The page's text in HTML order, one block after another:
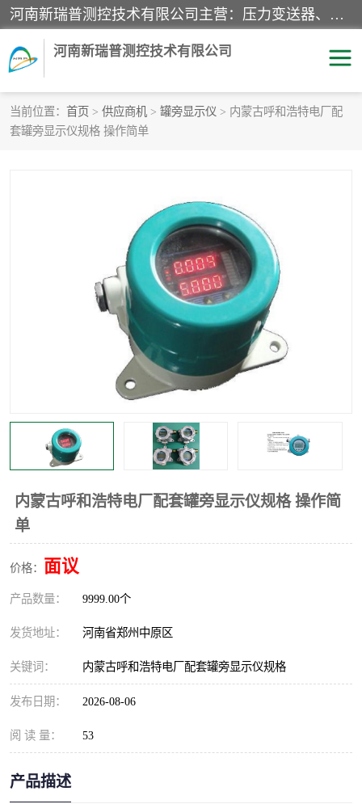
河南新瑞普测控技术有限公司主营：压力变送器、液位变送器、差压变送器、雷达料位计、电容物位计、温度显示控制仪表、电量变送器、流量计、工业自动化系统成套设备。
河南新瑞普测控技术有限公司
当前位置： 首页 > 供应商机 > 罐旁显示仪 > 内蒙古呼和浩特电厂配
套罐旁显示仪规格 操作简单
内蒙古呼和浩特电厂配套罐旁显示仪规格 操作简
单
价格： 面议
产品数量： 9999.00个
发货地址： 河南省郑州中原区
关键词： 内蒙古呼和浩特电厂配套罐旁显示仪规格
发布日期： 2026-08-06
阅 读 量： 53
产品描述
霍尼韦尔压力变送器
雷达料位计
标准型工业压力变送器 罐旁显示仪
温度传感器变送器
电容物位计
温度显示控制仪表 电量变送器